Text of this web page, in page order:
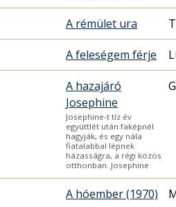
A rémület ura
A feleségem férje
A hazajáró
Josephine
Josephine-t tíz év
együttlét után faképnél
hagyják, és egy nála
fiatalabbal lépnek
házasságra, a régi közös
otthonban. Josephine
A hóember (1970)